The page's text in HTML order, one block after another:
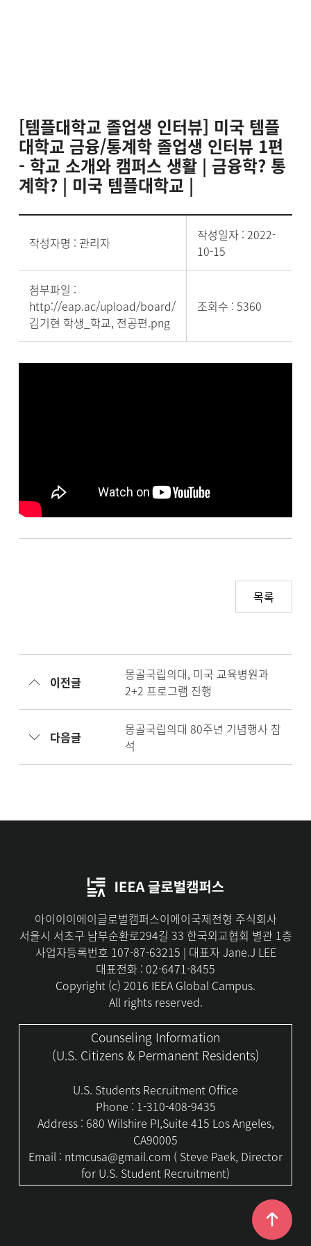
[템플대학교 졸업생 인터뷰] 미국 템플
대학교 금융/통계학 졸업생 인터뷰 1편
- 학교 소개와 캠퍼스 생활 | 금융학? 통
계학? | 미국 템플대학교 |
작성자명 : 관리자
작성일자 : 2022-
10-15
첨부파일 :
http://eap.ac/upload/board/
김기현 학생_학교, 전공편.png
조회수 : 5360
이전글
몽골국립의대, 미국 교육병원과
2+2 프로그램 진행
다음글
몽골국립의대 80주년 기념행사 참
석
아이이이에이글로벌캠퍼스이에이국제전형 주식회사
서울시 서초구 남부순환로294길 33 한국외교협회 별관 1층
사업자등록번호 107-87-63215 | 대표자 Jane.J LEE
대표전화 : 02-6471-8455
Copyright (c) 2016 IEEA Global Campus.
All rights reserved.
Counseling Information
(U.S. Citizens & Permanent Residents)
U.S. Students Recruitment Office
Phone : 1-310-408-9435
Address : 680 Wilshire PI,Suite 415 Los Angeles,
CA90005
Email : ntmcusa@gmail.com ( Steve Paek, Director
for U.S. Student Recruitment)